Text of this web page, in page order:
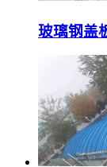
玻璃钢盖